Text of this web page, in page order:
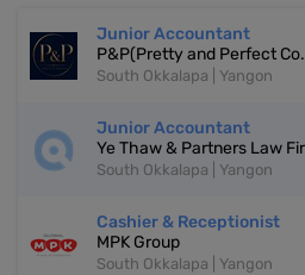
Junior Accountant
P&P(Pretty and Perfect
South Okkalapa | Yangon
Junior Accountant
Ye Thaw & Partners Law
South Okkalapa | Yangon
Cashier & Receptionist
MPK Group
South Okkalapa | Yangon